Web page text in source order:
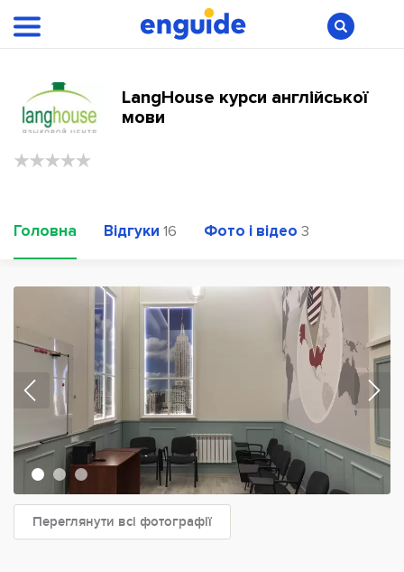
LangHouse курси англійської
мови
Головна Відгуки 16 Фото і відео 3
Переглянути всі фотографії